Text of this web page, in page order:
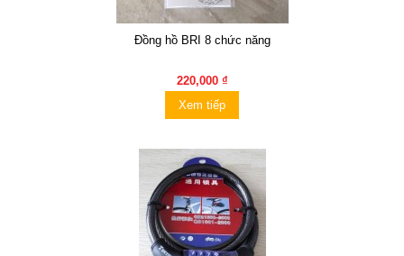
Đồng hồ BRI 8 chức năng
220,000 ₫
Xem tiếp